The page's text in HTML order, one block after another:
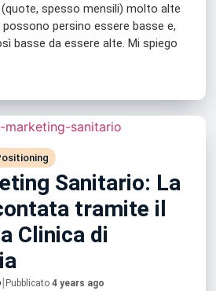
spesso mensili) molto alte
persino essere basse e,
basse da essere alte. Mi spiego
Sanitario: La
tramite il
Clinica di
| Pubblicato 4 years ago